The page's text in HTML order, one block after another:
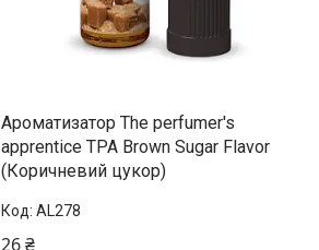
Ароматизатор The perfumer's
apprentice TPA Brown Sugar Flavor
(Коричневий цукор)
AL278
26 ₴